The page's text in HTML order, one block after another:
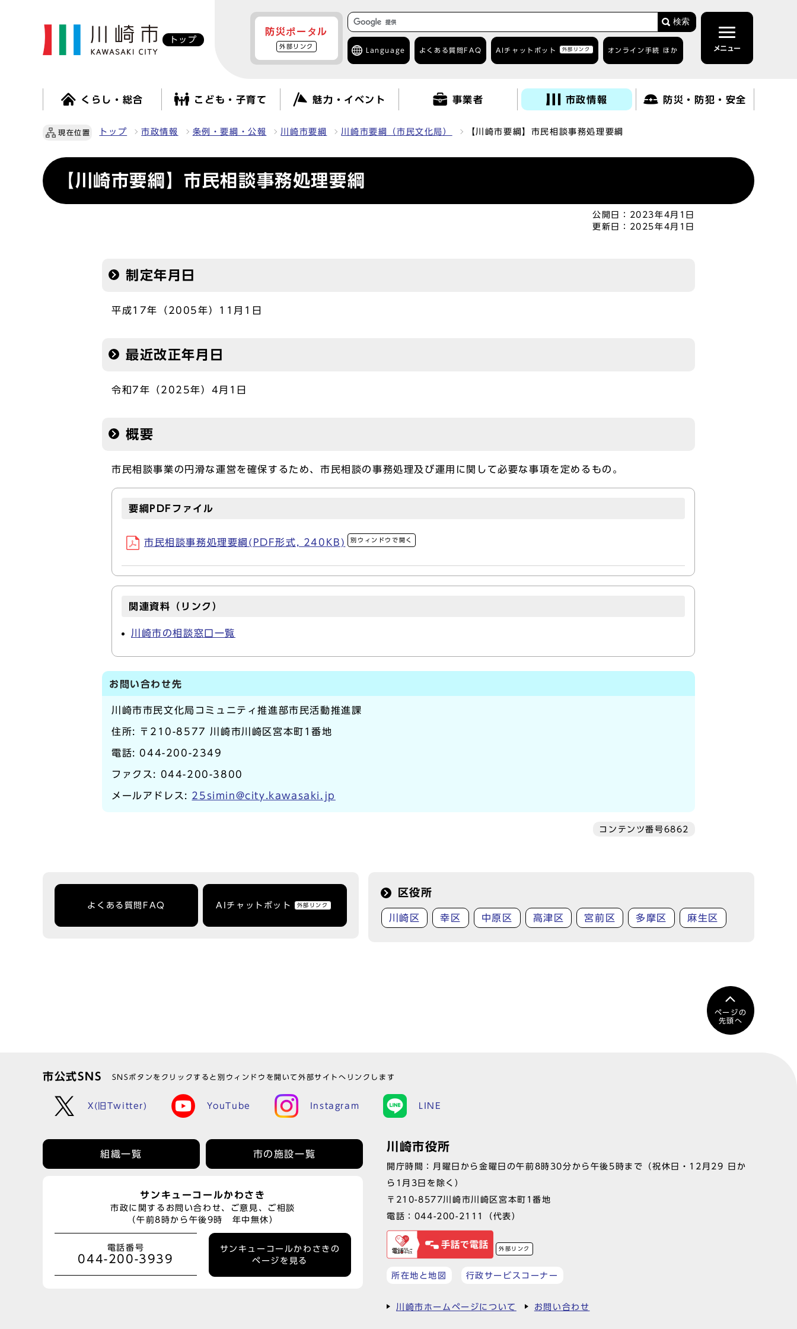
トップ
防災ポータル
外部リンク
検索
Language よくある質問 FAQ AIチャットボット 外部リンク オンライン手続 ほか メニュー
くらし・総合 こども・子育て 魅力・イベント 事業者 市政情報 防災・防犯・安全
現在位置 トップ 市政情報 条例・要綱・公報 川崎市要綱 川崎市要綱（市民文化局） 【川崎市要綱】市民相談事務処理要綱
【川崎市要綱】市民相談事務処理要綱
公開日：
2023年4月1日
更新日：
2025年4月1日
制定年月日
平成17年（2005年）11月1日
最近改正年月日
令和7年（2025年）4月1日
概要
市民相談事業の円滑な運営を確保するため、市民相談の事務処理及び運用に関して必要な事項を定めるもの。
要綱PDFファイル
市民相談事務処理要綱(PDF形式, 240KB) 別ウィンドウで開く
関連資料（リンク）
川崎市の相談窓口一覧
お問い合わせ先
川崎市市民文化局コミュニティ推進部市民活動推進課
住所: 〒210-8577 川崎市川崎区宮本町1番地
電話: 044-200-2349
ファクス: 044-200-3800
メールアドレス: 25simin@city.kawasaki.jp
コンテンツ番号6862
よくある質問FAQ AIチャットボット 外部リンク
区役所
川崎区 幸区 中原区 高津区 宮前区 多摩区 麻生区
ページの
先頭へ
市公式SNS SNSボタンをクリックすると別ウィンドウを開いて外部サイトへリンクします
X(旧Twitter) YouTube Instagram LINE
組織一覧 市の施設一覧
サンキューコールかわさき
市政に関するお問い合わせ、ご意見、ご相談
（午前8時から午後9時 年中無休）
電話番号
044-200-3939
サンキューコールかわさきの
ページを見る
川崎市役所
開庁時間：月曜日から金曜日の午前8時30分から午後5時まで（祝休日・12月29 日か
ら1月3日を除く）
〒210-8577川崎市川崎区宮本町1番地
電話： 044-200-2111 （代表）
外部リンク
所在地と地図 行政サービスコーナー
川崎市ホームページについて お問い合わせ